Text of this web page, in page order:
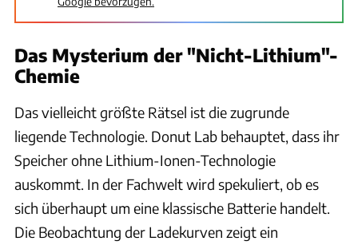
Das Mysterium der "Nicht-Lithium"-
Chemie
Das vielleicht größte Rätsel ist die zugrunde
liegende Technologie. Donut Lab behauptet, dass ihr
Speicher ohne Lithium-Ionen-Technologie
auskommt. In der Fachwelt wird spekuliert, ob es
sich überhaupt um eine klassische Batterie handelt.
Die Beobachtung der Ladekurven zeigt ein